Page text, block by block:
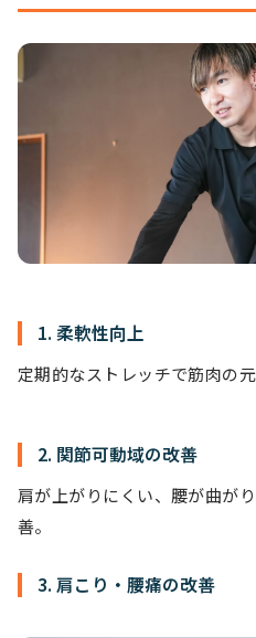
1. 柔軟性向上
定期的なストレッチで筋肉の
2. 関節可動域の改善
肩が上がりにくい、腰が曲が
善。
3. 肩こり・腰痛の改善